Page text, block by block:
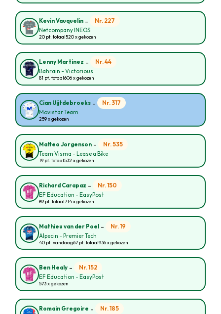
Kevin Vauquelin - Nr. 227
Netcompany INEOS
20 pt. totaal520 x gekozen
Lenny Martinez - Nr. 44
Bahrain - Victorious
81 pt. totaal606 x gekozen
Cian Uijtdebroeks - Nr. 317
Movistar Team
259 x gekozen
Matteo Jorgenson - Nr. 535
Team Visma - Lease a Bike
19 pt. totaal532 x gekozen
Richard Carapaz - Nr. 150
EF Education - EasyPost
89 pt. totaal714 x gekozen
Mathieu van der Poel - Nr. 19
Alpecin - Premier Tech
40 pt. vandaag67 pt. totaal936 x gekozen
Ben Healy - Nr. 152
EF Education - EasyPost
573 x gekozen
Romain Gregoire - Nr. 185